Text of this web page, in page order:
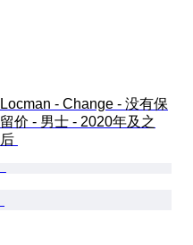
Locman - Change - 没有保
留价 - 男士 - 2020年及之
后